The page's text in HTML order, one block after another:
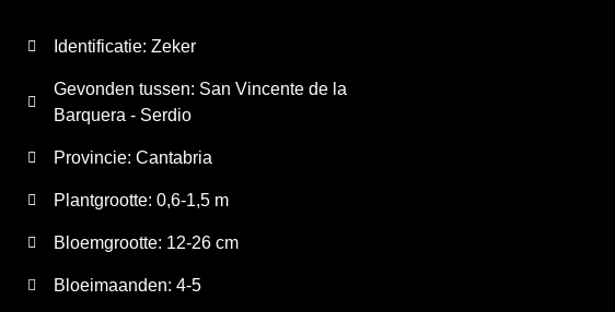
Identificatie: Zeker
Gevonden tussen: San Vincente de la
Barquera - Serdio
Provincie: Cantabria
Plantgrootte: 0,6-1,5 m
Bloemgrootte: 12-26 cm
Bloeimaanden: 4-5